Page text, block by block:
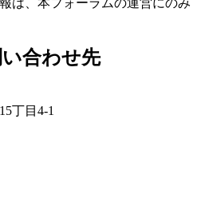
合わせ先
丁目4-1